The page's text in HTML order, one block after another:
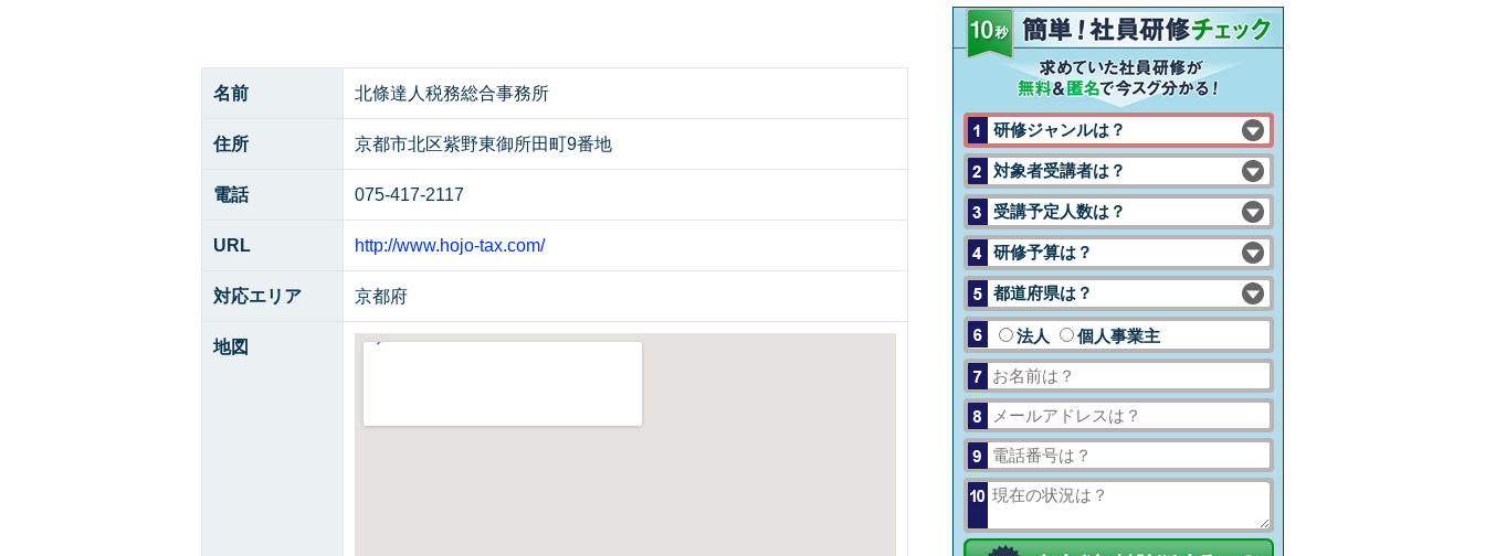
名前 北條達人税務総合事務所
住所 京都市北区紫野東御所田町9番地
電話 075-417-2117
URL http://www.hojo-tax.com/
対応エリア 京都府
地図
研修ジャンルは？
対象者受講者は？
受講予定人数は？
研修予算は？
都道府県は？
法人 個人事業主